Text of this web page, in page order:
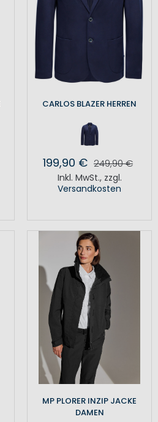
CARLOS BLAZER HERREN
199,90 € 249,90 €
Inkl. MwSt., zzgl.
Versandkosten
MP PLORER INZIP JACKE
DAMEN